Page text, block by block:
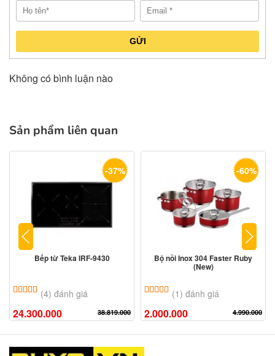
GỬI
Không có bình luận nào
Sản phẩm liên quan
-37%
Bếp từ Teka IRF-9430
5.00 trên 5 dựa trên
(4) đánh giá
24.300.000 38.819.000
-60%
Bộ nồi Inox 304 Faster Ruby
(New)
5.00 trên 5 dựa trên
(1) đánh giá
2.000.000 4.990.000